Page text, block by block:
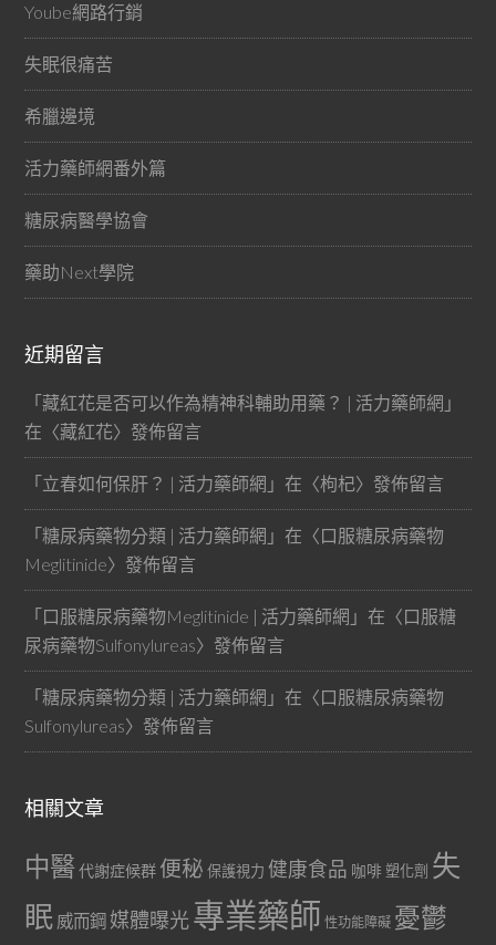
Yoube網路行銷
失眠很痛苦
希臘邊境
活力藥師網番外篇
糖尿病醫學協會
藥助Next學院
近期留言
「藏紅花是否可以作為精神科輔助用藥？ | 活力藥師網 」
在〈藏紅花〉發佈留言
「立春如何保肝？ | 活力藥師網 」在〈枸杞〉發佈留言
「糖尿病藥物分類 | 活力藥師網 」在〈口服糖尿病藥物
Meglitinide〉發佈留言
「口服糖尿病藥物Meglitinide | 活力藥師網 」在〈口服糖
尿病藥物Sulfonylureas〉發佈留言
「糖尿病藥物分類 | 活力藥師網 」在〈口服糖尿病藥物
Sulfonylureas〉發佈留言
相關文章
中醫代謝症候群 便秘 保護視力 健康食品 咖啡 塑化劑 失
眠 威而鋼 媒體曝光專業藥師 性功能障礙 憂鬱